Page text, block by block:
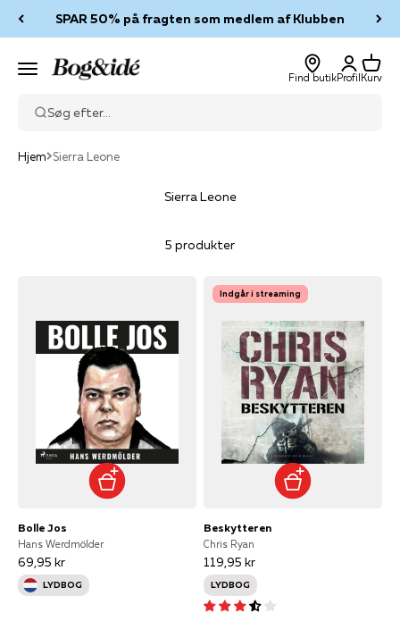
SPAR 50% på fragten som medlem af Klubben
Menu Bog & idé
Find butik
Log ind
Profil
Kurv
Kurv
Søg efter...
Hjem Sierra Leone
Sierra Leone
5 produkter
Bolle Jos
Hans Werdmölder
69,95 kr
LYDBOG
Indgår i streaming
Beskytteren
Chris Ryan
119,95 kr
LYDBOG